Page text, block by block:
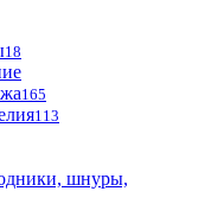
18
165
113
шнуры,